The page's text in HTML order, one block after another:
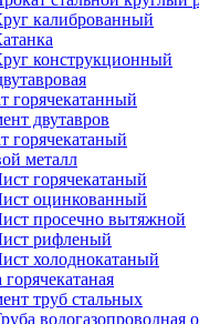
калиброванный
конструкционный
горячекатанный
двутавров
горячекатаный
металл
горячекатаный
оцинкованный
просечно вытяжной
рифленый
холоднокатаный
труб стальных